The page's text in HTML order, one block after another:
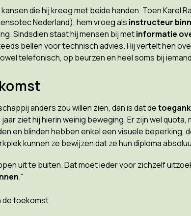
die hij kreeg met beide handen. Toen Karel
Nederland), hem vroeg als instructeur
Sindsdien staat hij mensen bij metinformatie
bellen voor technisch advies. Hij vertelt hen
telefonisch, op beurzen en heel soms bij
anders zou willen zien, dan is dat de
ziet hij hierin weinig beweging. Er zijn wel quota,
en blinden hebben enkel een visuele beperking,
kunnen ze bewijzen dat ze hun diploma
uit te buiten. Dat moet ieder voor zichzelf
."
de toekomst.